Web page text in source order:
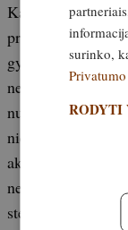
Kaip žinoma,
privalumų yra
gyvūnus, kurių,
nepavyktų
nufilmuoti elnių
niekaip negalėjo
akimirkos
nesitraukė – dar
stebėti, kaip
surinko,
RODYTI